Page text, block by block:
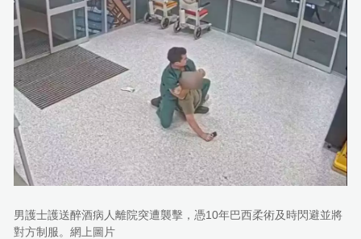
男護士護送醉酒病人離院突遭襲擊，憑10年巴西柔術及時閃避並將
對方制服。網上圖片